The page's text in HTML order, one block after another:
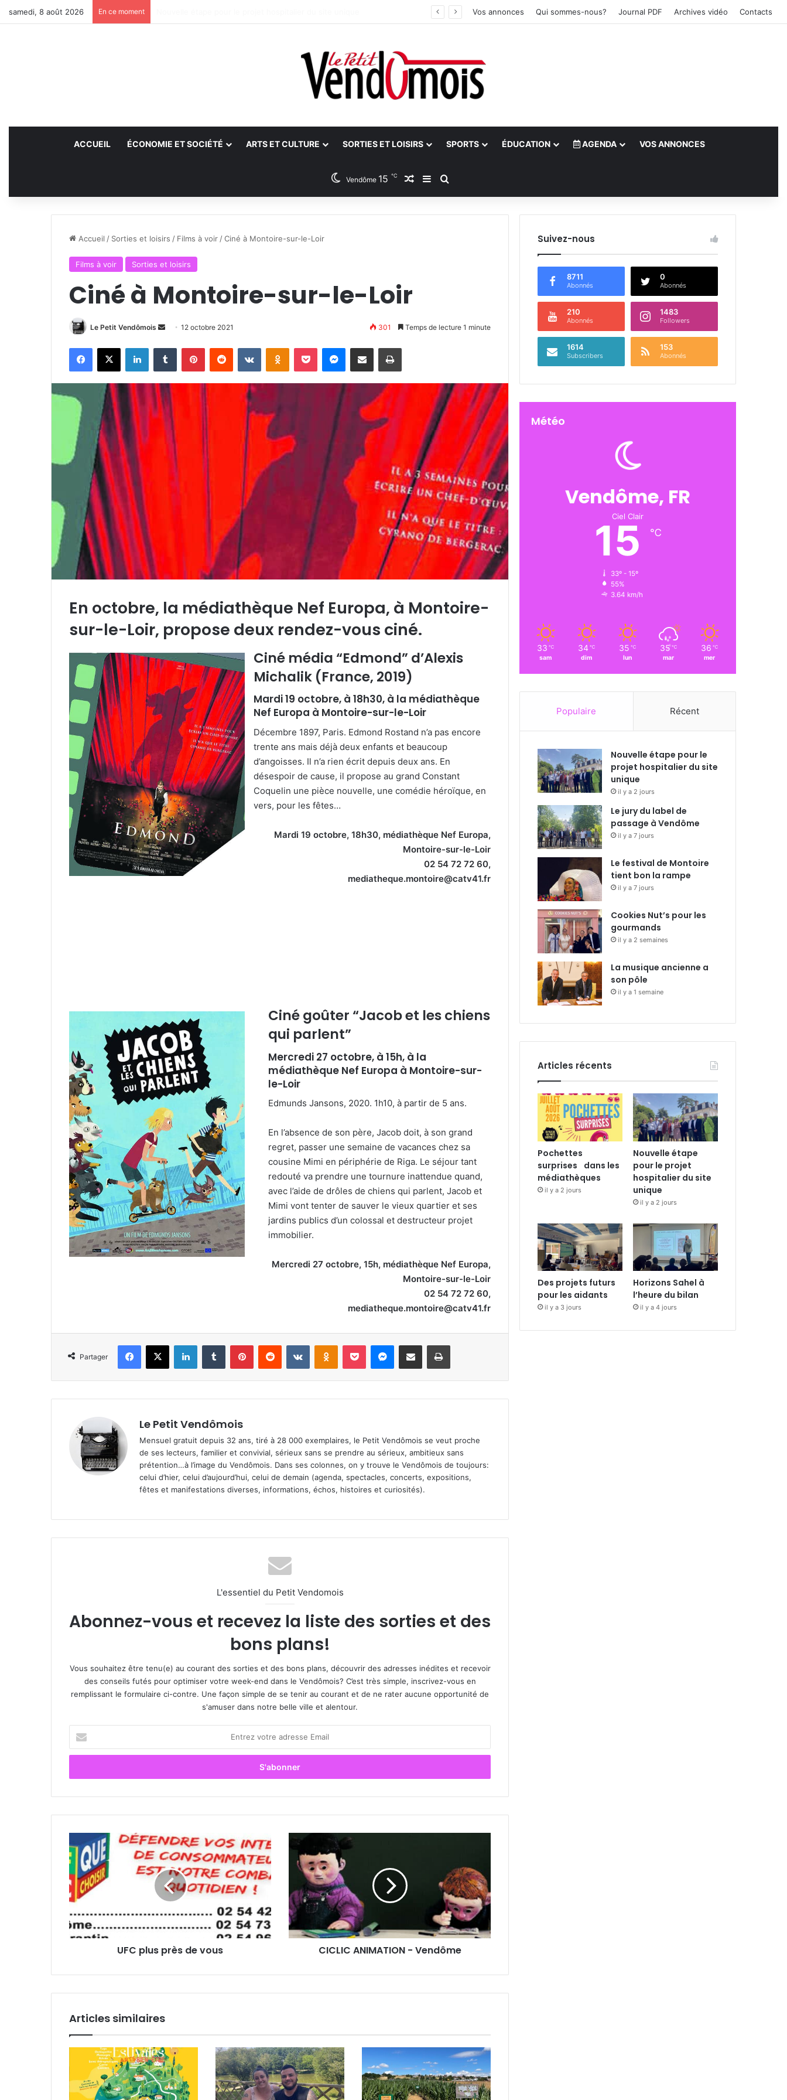
samedi, 8 août 2026 En ce moment Vos annonces Qui sommes-nous? Journal PDF Archives vidéo Contacts
ACCUEIL ÉCONOMIE ET SOCIÉTÉ ARTS ET CULTURE SORTIES ET LOISIRS SPORTS ÉDUCATION AGENDA VOS ANNONCES
Vendôme 15 ℃ Article Aléatoire
Sidebar (barre latérale)
Rechercher
Accueil / Sorties et loisirs / Films à voir /Ciné à Montoire-sur-le-Loir
Films à voir Sorties et loisirs
Ciné à Montoire-sur-le-Loir
Le Petit Vendômois
Envoyer
courriel
12 octobre 2021 301 Temps de lecture 1 minute
Facebook
X LinkedinTumblr PinterestReddit VKontakteOdnoklassniki
Pocket Messenger
Partager par email Imprimer
En octobre, la médiathèque Nef Europa, à Montoire-
sur-le-Loir, propose deux rendez-vous ciné.
Ciné média “Edmond” d’Alexis
Michalik (France, 2019)
Mardi 19 octobre, à 18h30, à la médiathèque
Nef Europa à Montoire-sur-le-Loir
Décembre 1897, Paris. Edmond Rostand n’a pas encore
trente ans mais déjà deux enfants et beaucoup
d’angoisses. Il n’a rien écrit depuis deux ans. En
désespoir de cause, il propose au grand Constant
Coquelin une pièce nouvelle, une comédie héroïque, en
vers, pour les fêtes…
Mardi 19 octobre, 18h30, médiathèque Nef Europa,
Montoire-sur-le-Loir
02 54 72 72 60,
mediatheque.montoire@catv41.fr
Ciné goûter “Jacob et les chiens
qui parlent”
Mercredi 27 octobre, à 15h, à la
médiathèque Nef Europa à Montoire-sur-
le-Loir
Edmunds Jansons, 2020. 1h10, à partir de 5 ans.
En l’absence de son père, Jacob doit, à son grand
regret, passer une semaine de vacances chez sa
cousine Mimi en périphérie de Riga. Le séjour tant
redouté va prendre une tournure inattendue quand,
avec l’aide de drôles de chiens qui parlent, Jacob et
Mimi vont tenter de sauver le vieux quartier et ses
jardins publics d’un colossal et destructeur projet
immobilier.
Mercredi 27 octobre, 15h, médiathèque Nef Europa,
Montoire-sur-le-Loir
02 54 72 72 60,
mediatheque.montoire@catv41.fr
Partager
Facebook
X LinkedinTumblr PinterestReddit VKontakteOdnoklassniki
Pocket Messenger
Partager par email Imprimer
Le Petit Vendômois
Mensuel gratuit depuis 32 ans, tiré à 28 000 exemplaires, le Petit Vendômois se veut proche
de ses lecteurs, familier et convivial, sérieux sans se prendre au sérieux, ambitieux sans
prétention…à l’image du Vendômois. Dans ses colonnes, on y trouve le Vendômois de toujours:
celui d’hier, celui d’aujourd’hui, celui de demain (agenda, spectacles, concerts, expositions,
fêtes et manifestations diverses, informations, échos, histoires et curiosités).
L'essentiel du Petit Vendomois
Abonnez-vous et recevez la liste des sorties et des
bons plans!
Vous souhaitez être tenu(e) au courant des sorties et des bons plans, découvrir des adresses inédites et recevoir
des conseils futés pour optimiser votre week-end dans le Vendômois? C’est très simple, inscrivez-vous en
remplissant le formulaire ci-contre. Une façon simple de se tenir au courant et de ne rater aucune opportunité de
s'amuser dans notre belle ville et alentour.
votre
adresse
plus
près
de
vous
UFC plus près de vous
CICLIC
ANIMATION
Vendôme
CICLIC ANIMATION - Vendôme
Articles similaires
Suivez-nous
8711
Abonnés
0
Abonnés
210
Abonnés
1483
Followers
1614
Subscribers
153
Abonnés
Météo
Vendôme, FR
Ciel Clair
15 ℃
33º - 15º
55%
3.64 km/h
33 ℃
sam
34 ℃
dim
35 ℃
lun
35 ℃
mar
36 ℃
mer
Populaire Récent
Nouvelle étape pour le
projet hospitalier du site
unique
il y a 2 jours
Le jury du label de
passage à Vendôme
il y a 7 jours
Le festival de Montoire
tient bon la rampe
il y a 7 jours
Cookies Nut’s pour les
gourmands
il y a 2 semaines
La musique ancienne a
son pôle
il y a 1 semaine
Articles récents
Pochettes
surprises dans les
médiathèques
il y a 2 jours
Nouvelle étape
pour le projet
hospitalier du site
unique
il y a 2 jours
Des projets futurs
pour les aidants
il y a 3 jours
Horizons Sahel à
l’heure du bilan
il y a 4 jours